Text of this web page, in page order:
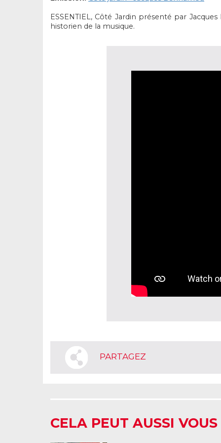
ESSENTIEL, Côté Jardin présenté par
historien de la musique.
PARTAGEZ
CELA PEUT AUSSI VOUS